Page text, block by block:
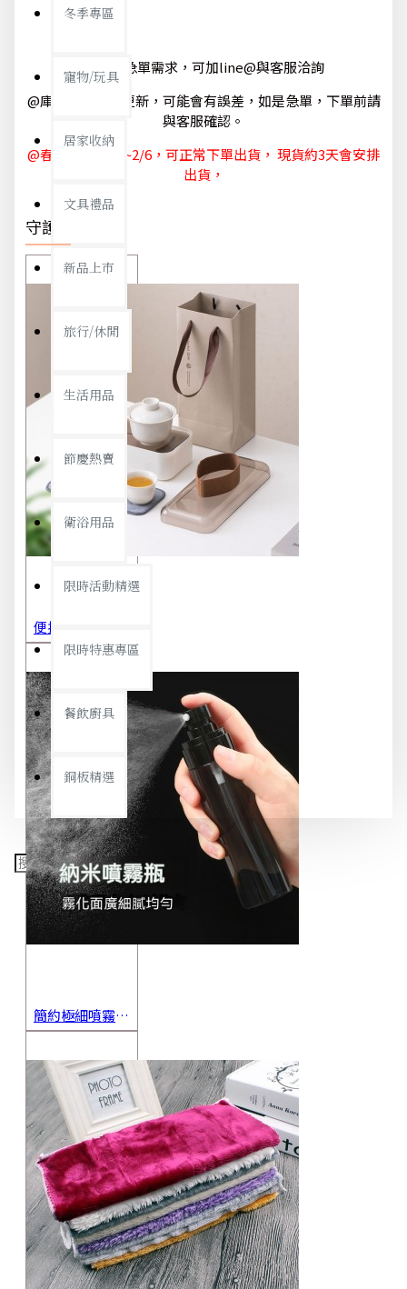
冬季專區
寵物/玩具
居家收納
文具禮品
新品上市
旅行/休閒
生活用品
節慶熱賣
衛浴用品
限時活動精選
限時特惠專區
餐飲廚具
銅板精選
@如有急單需求，可加line@與客服洽詢
@庫存狀態隨時更新，可能會有誤差，如是急單，下單前請
與客服確認。
@春節休節 1/29~2/6，可正常下單出貨， 現貨約3天會安排
出貨，
守護你我
簡約極細噴霧瓶 旅行分裝瓶 保養品分裝 酒精噴霧瓶 小噴壺 香水瓶 隨身瓶